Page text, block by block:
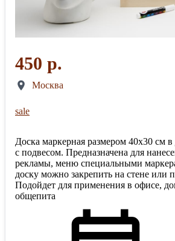
450 р.
Москва
sale
Доска маркерная размером 40х30 см
с подвесом. Предназначена для
рекламы, меню специальными
доску можно закрепить на стене или
Подойдет для применения в офисе,
общепита